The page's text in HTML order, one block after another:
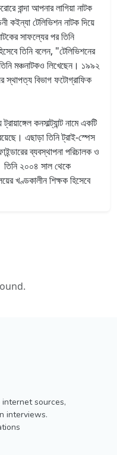
বান্দা আপনার লাগিয়া নাটক
কইন্যা টেলিভিশন নাটক দিয়ে
সাফল্যের পর তিনি
তিনি বলেন, "টেলিভিশনের
মঞ্চনাটকও লিখেছেন। ১৯৯২
স্থাপত্য বিভাগ ফটোগ্রাফিক
কনসাল্ট্যান্ট নামে একটি
এছাড়া তিনি ট্রাই-স্পেস
ব্যবস্থাপনা পরিচালক ও
তিনি ২০০৪ সাল থেকে
খণ্ডকালীন শিক্ষক হিসেবে
sources,
interviews.